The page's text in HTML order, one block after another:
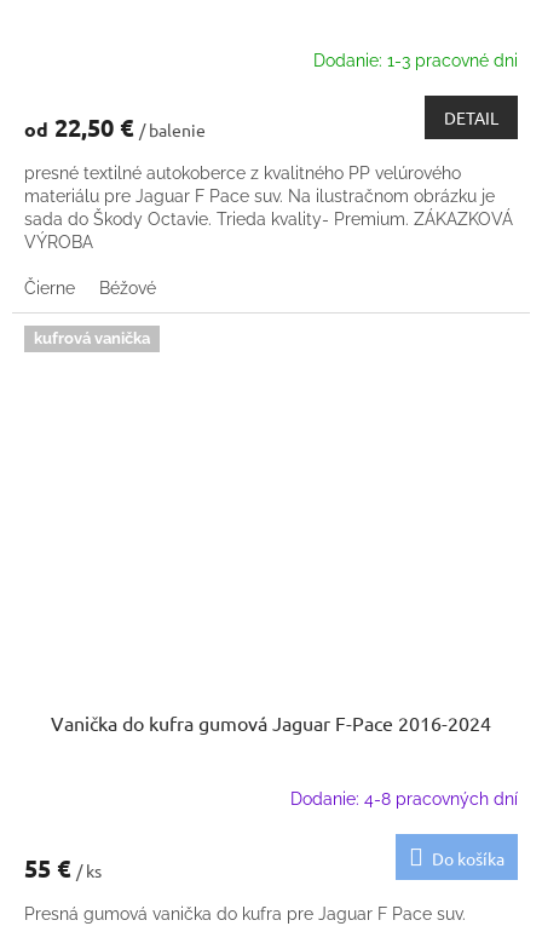
Dodanie: 1-3 pracovné dni
od 22,50 € / balenie
DETAIL
presné textilné autokoberce z kvalitného PP velúrového
materiálu pre Jaguar F Pace suv. Na ilustračnom obrázku je
sada do Škody Octavie. Trieda kvality- Premium. ZÁKAZKOVÁ
VÝROBA
Čierne Béžové
kufrová vanička
Vanička do kufra gumová Jaguar F-Pace 2016-2024
Dodanie: 4-8 pracovných dní
55 € / ks
Do košíka
Presná gumová vanička do kufra pre Jaguar F Pace suv.